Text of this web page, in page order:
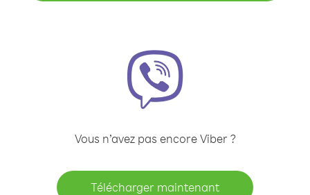
Vous n’avez pas encore Viber ?
Télécharger maintenant